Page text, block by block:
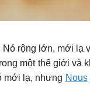
rộng lớn, mới lạ
một thế giới
mới lạ, nhưng Nous